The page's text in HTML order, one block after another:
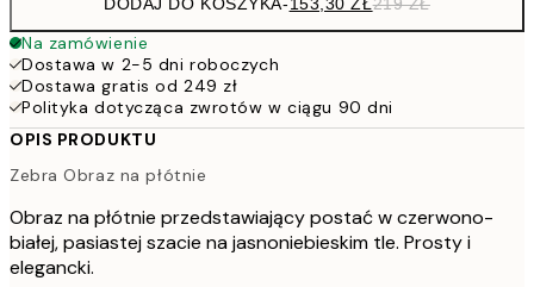
Na zamówienie
Dostawa w 2-5 dni roboczych
Dostawa gratis od 249 zł
Polityka dotycząca zwrotów w ciągu 90 dni
OPIS PRODUKTU
Zebra Obraz na płótnie
Obraz na płótnie przedstawiający postać w czerwono-
białej, pasiastej szacie na jasnoniebieskim tle. Prosty i
elegancki.